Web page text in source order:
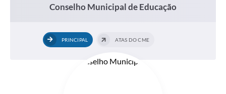
Conselho Municipal de Educação
PRINCIPAL ATAS DO CME